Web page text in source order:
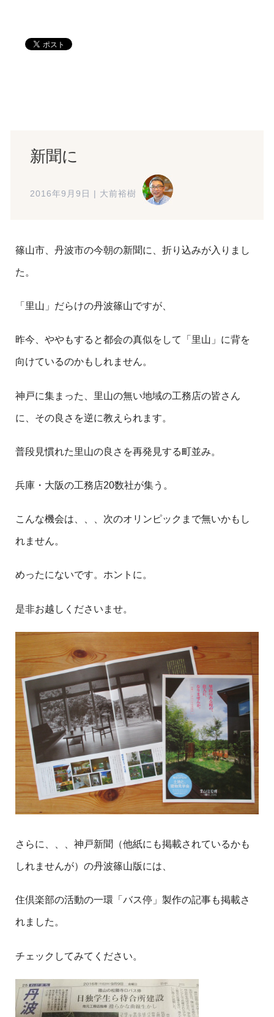
新聞に
2016年9月9日 大前裕樹
篠山市、丹波市の今朝の新聞に、折り込みが入りまし
た。
「里山」だらけの丹波篠山ですが、
昨今、ややもすると都会の真似をして「里山」に背を
向けているのかもしれません。
神戸に集まった、里山の無い地域の工務店の皆さん
に、その良さを逆に教えられます。
普段見慣れた里山の良さを再発見する町並み。
兵庫・大阪の工務店20数社が集う。
こんな機会は、、、次のオリンピックまで無いかもし
れません。
めったにないです。ホントに。
是非お越しくださいませ。
さらに、、、神戸新聞（他紙にも掲載されているかも
しれませんが）の丹波篠山版には、
住倶楽部の活動の一環「バス停」製作の記事も掲載さ
れました。
チェックしてみてください。